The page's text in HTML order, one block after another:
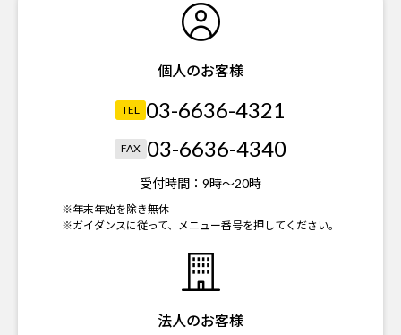
個人のお客様
TEL 03-6636-4321
FAX 03-6636-4340
受付時間： 9時～20時
※年末年始を除き無休
※ガイダンスに従って、メニュー番号を押してください。
法人のお客様